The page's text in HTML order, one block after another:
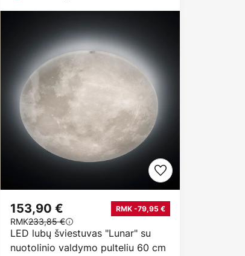
LED lubų šviestuvas "Lunar" su
nuotolinio valdymo pulteliu 60 cm
153,90 € RMK -79,95 €
RMK233,85 €